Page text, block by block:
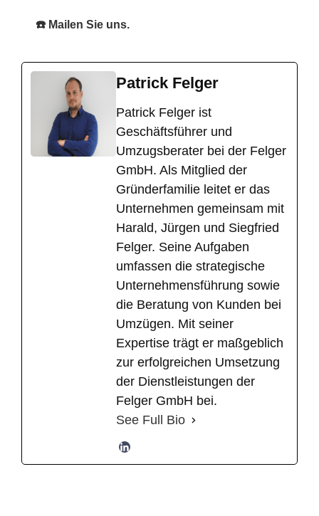
☎️ Mailen Sie uns.
Patrick Felger
​Patrick Felger ist
Geschäftsführer und
Umzugsberater bei der Felger
GmbH. Als Mitglied der
Gründerfamilie leitet er das
Unternehmen gemeinsam mit
Harald, Jürgen und Siegfried
Felger. Seine Aufgaben
umfassen die strategische
Unternehmensführung sowie
die Beratung von Kunden bei
Umzügen. Mit seiner
Expertise trägt er maßgeblich
zur erfolgreichen Umsetzung
der Dienstleistungen der
Felger GmbH bei.
See Full Bio